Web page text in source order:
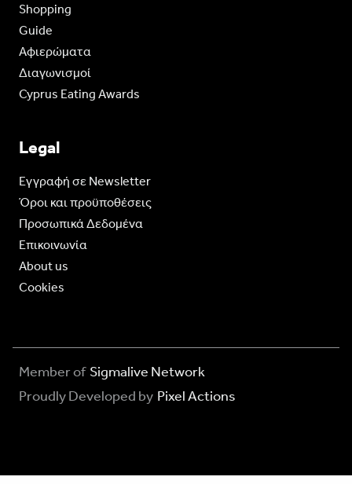
Shopping
Guide
Aφιερώματα
Διαγωνισμοί
Cyprus Eating Awards
Legal
Eγγραφή σε Newsletter
Όροι και προϋποθέσεις
Προσωπικά Δεδομένα
Επικοινωνία
About us
Cookies
Member of Sigmalive Network
Proudly Developed by Pixel Actions